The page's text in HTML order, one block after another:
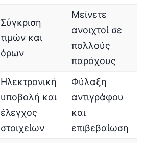
Σύγκριση
τιμών και
όρων
Μείνετε
ανοιχτοί σε
πολλούς
παρόχους
Ηλεκτρονική
υποβολή και
έλεγχος
στοιχείων
Φύλαξη
αντιγράφου
και
επιβεβαίωση